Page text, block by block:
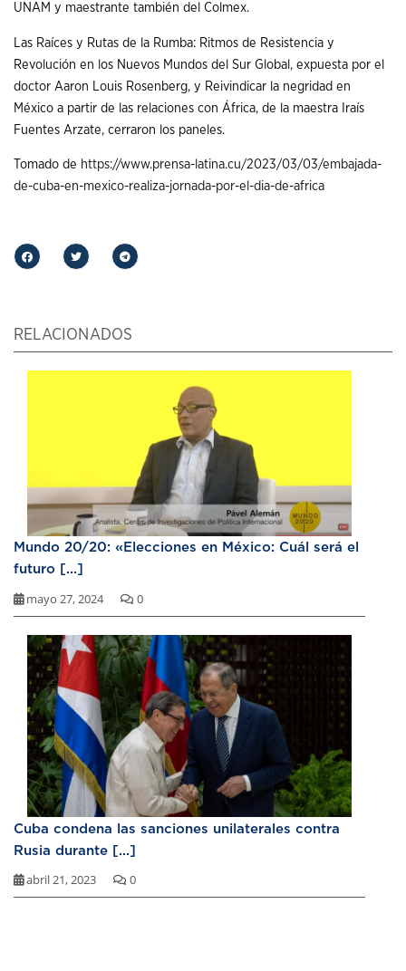
UNAM y maestrante también del Colmex.
Las Raíces y Rutas de la Rumba: Ritmos de Resistencia y
Revolución en los Nuevos Mundos del Sur Global, expuesta por el
doctor Aaron Louis Rosenberg, y Reivindicar la negridad en
México a partir de las relaciones con África, de la maestra Iraís
Fuentes Arzate, cerraron los paneles.
Tomado de https://www.prensa-latina.cu/2023/03/03/embajada-
de-cuba-en-mexico-realiza-jornada-por-el-dia-de-africa
RELACIONADOS
Mundo 20/20: «Elecciones en México: Cuál será el
futuro [...]
mayo 27, 2024 0
Cuba condena las sanciones unilaterales contra
Rusia durante [...]
abril 21, 2023 0